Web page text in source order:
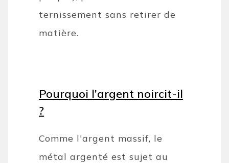
ternissement sans retirer de
matière.
Pourquoi l’argent noircit-il
?
Comme l'argent massif, le
métal argenté est sujet au